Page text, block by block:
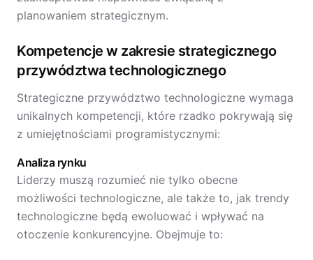
planowaniem strategicznym.
Kompetencje w zakresie strategicznego
przywództwa technologicznego
Strategiczne przywództwo technologiczne wymaga
unikalnych kompetencji, które rzadko pokrywają się
z umiejętnościami programistycznymi:
Analiza rynku
Liderzy muszą rozumieć nie tylko obecne
możliwości technologiczne, ale także to, jak trendy
technologiczne będą ewoluować i wpływać na
otoczenie konkurencyjne. Obejmuje to: